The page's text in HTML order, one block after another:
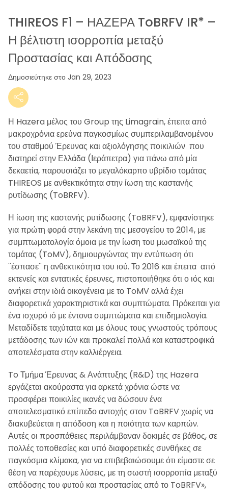
THIREOS F1 – ΗΑΖΕΡΑ ToBRFV IR* –
Η βέλτιστη ισορροπία μεταξύ
Προστασίας και Απόδοσης
Δημοσιεύτηκε στο Jan 29, 2023
Η Hazera μέλος του Group της Limagrain, έπειτα από
μακροχρόνια ερεύνα παγκοσμίως συμπεριλαμβανομένου
του σταθμού Έρευνας και αξιολόγησης ποικιλιών που
διατηρεί στην Ελλάδα (Ιεράπετρα) για πάνω από μία
δεκαετία, παρουσιάζει το μεγαλόκαρπο υβρίδιο τομάτας
THIREOS με ανθεκτικότητα στην ίωση της καστανής
ρυτίδωσης (ToBRFV).
Η ίωση της καστανής ρυτίδωσης (ToBRFV), εμφανίστηκε
για πρώτη φορά στην λεκάνη της μεσογείου το 2014, με
συμπτωματολογία όμοια με την ίωση του μωσαϊκού της
τομάτας (ToMV), δημιουργώντας την εντύπωση ότι
¨έσπασε¨ η ανθεκτικότητα του ιού. Το 2016 και έπειτα από
εκτενείς και εντατικές έρευνες, πιστοποιήθηκε ότι ο ιός και
ανήκει στην ιδιά οικογένεια με το ToMV αλλά έχει
διαφορετικά χαρακτηριστικά και συμπτώματα. Πρόκειται για
ένα ισχυρό ιό με έντονα συμπτώματα και επιδημιολογία.
Μεταδίδετε ταχύτατα και με όλους τους γνωστούς τρόπους
μετάδοσης των ιών και προκαλεί πολλά και καταστροφικά
αποτελέσματα στην καλλιέργεια.
To Τμήμα Έρευνας & Ανάπτυξης (R&D) της Hazera
εργάζεται ακούραστα για αρκετά χρόνια ώστε να
προσφέρει ποικιλίες ικανές να δώσουν ένα
αποτελεσματικό επίπεδο αντοχής στον ToBRFV χωρίς να
διακυβεύεται η απόδοση και η ποιότητα των καρπών.
Αυτές οι προσπάθειες περιλάμβαναν δοκιμές σε βάθος, σε
πολλές τοποθεσίες και υπό διαφορετικές συνθήκες σε
παγκόσμια κλίμακα, για να επιβεβαιώσουμε ότι είμαστε σε
θέση να παρέχουμε λύσεις, με τη σωστή ισορροπία μεταξύ
απόδοσης του φυτού και προστασίας από το ToBRFV»,